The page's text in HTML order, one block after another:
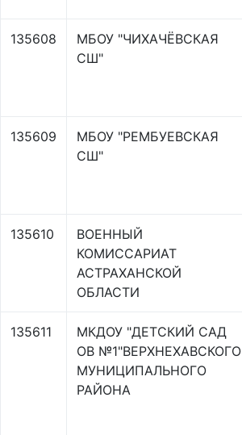
135608
МБОУ "ЧИХАЧЁВСКАЯ
СШ"
135609
МБОУ "РЕМБУЕВСКАЯ
СШ"
135610
ВОЕННЫЙ
КОМИССАРИАТ
АСТРАХАНСКОЙ
ОБЛАСТИ
135611
МКДОУ "ДЕТСКИЙ САД
ОВ №1"ВЕРХНЕХАВСКОГО
МУНИЦИПАЛЬНОГО
РАЙОНА